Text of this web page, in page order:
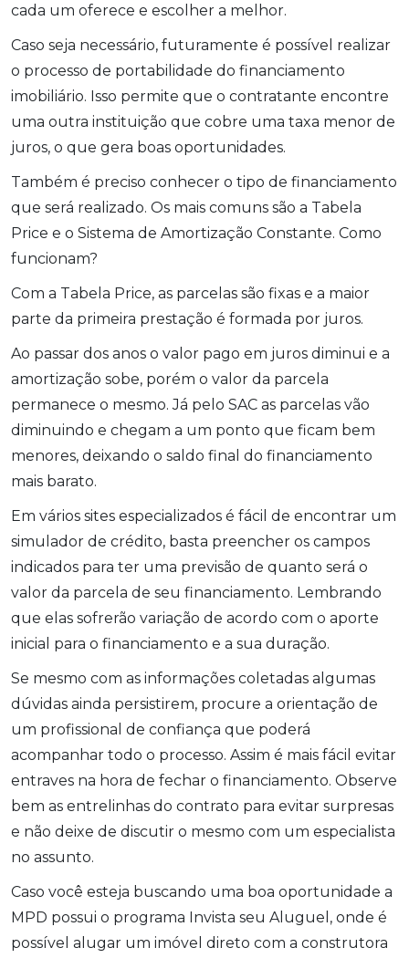
cada um oferece e escolher a melhor.
Caso seja necessário, futuramente é possível realizar
o processo de portabilidade do financiamento
imobiliário. Isso permite que o contratante encontre
uma outra instituição que cobre uma taxa menor de
juros, o que gera boas oportunidades.
Também é preciso conhecer o tipo de financiamento
que será realizado. Os mais comuns são a Tabela
Price e o Sistema de Amortização Constante. Como
funcionam?
Com a Tabela Price, as parcelas são fixas e a maior
parte da primeira prestação é formada por juros.
Ao passar dos anos o valor pago em juros diminui e a
amortização sobe, porém o valor da parcela
permanece o mesmo. Já pelo SAC as parcelas vão
diminuindo e chegam a um ponto que ficam bem
menores, deixando o saldo final do financiamento
mais barato.
Em vários sites especializados é fácil de encontrar um
simulador de crédito, basta preencher os campos
indicados para ter uma previsão de quanto será o
valor da parcela de seu financiamento. Lembrando
que elas sofrerão variação de acordo com o aporte
inicial para o financiamento e a sua duração.
Se mesmo com as informações coletadas algumas
dúvidas ainda persistirem, procure a orientação de
um profissional de confiança que poderá
acompanhar todo o processo. Assim é mais fácil evitar
entraves na hora de fechar o financiamento. Observe
bem as entrelinhas do contrato para evitar surpresas
e não deixe de discutir o mesmo com um especialista
no assunto.
Caso você esteja buscando uma boa oportunidade a
MPD possui o programa Invista seu Aluguel, onde é
possível alugar um imóvel direto com a construtora